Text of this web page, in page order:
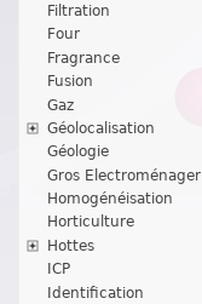
Filtration
Four
Fragrance
Fusion
Gaz
Géolocalisation
Géologie
Gros Electroménager
Homogénéisation
Horticulture
Hottes
ICP
Identification